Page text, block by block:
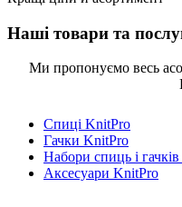
Наші товари та
Ми пропонуємо весь
Спиці KnitPro
Гачки KnitPro
Набори спиць і
Аксесуари KnitPro